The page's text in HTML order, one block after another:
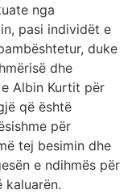
nga
pasi individët e
duke
dhe
Albin Kurtit për
që është
për
tej besimin dhe
e ndihmës për
kaluarën.